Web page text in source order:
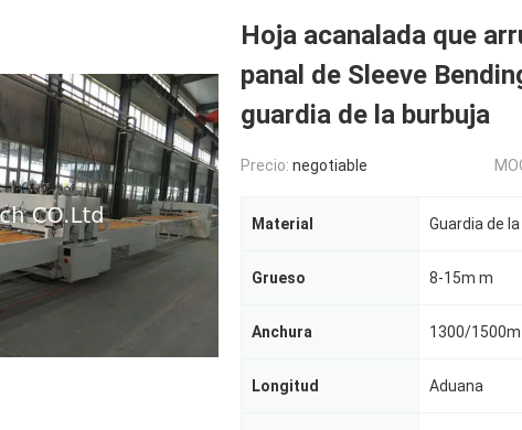
Hoja acanalada que
panal de Sleeve
guardia de la burbuja
Precio: negotiable
Material
Grueso 8-15m m
Anchura 1300/
Longitud Aduana